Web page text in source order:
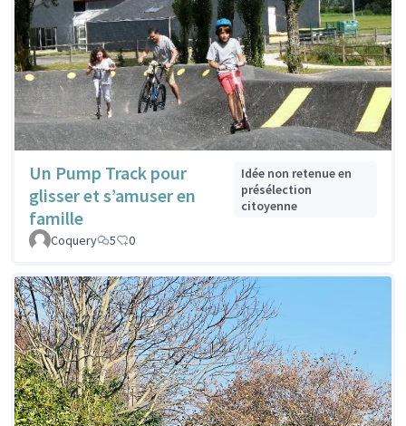
Un Pump Track pour
glisser et s’amuser en
famille
Idée non retenue en
présélection
citoyenne
Coquery 5 0